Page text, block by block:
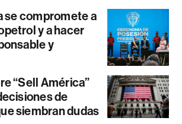
se compromete a
y a hacer
y
“Sell América”
de
siembran dudas